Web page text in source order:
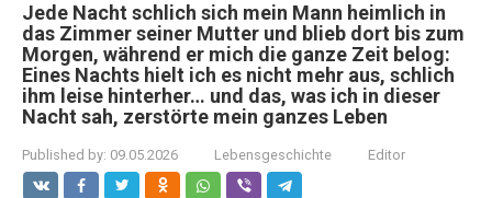
Jede Nacht schlich sich mein Mann heimlich in
das Zimmer seiner Mutter und blieb dort bis zum
Morgen, während er mich die ganze Zeit belog:
Eines Nachts hielt ich es nicht mehr aus, schlich
ihm leise hinterher… und das, was ich in dieser
Nacht sah, zerstörte mein ganzes Leben
Published by: 09.05.2026 Lebensgeschichte Editor